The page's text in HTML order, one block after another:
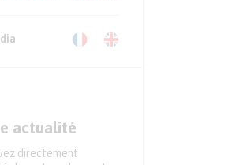
actualité
directement